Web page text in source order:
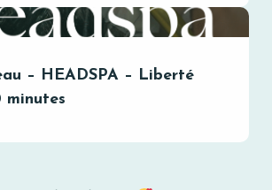
– HEADSPA – Liberté
minutes